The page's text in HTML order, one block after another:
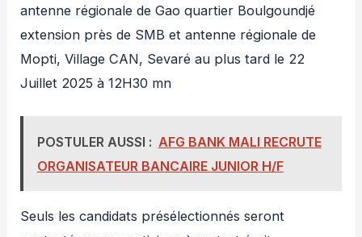
antenne régionale de Gao quartier Boulgoundjé
extension près de SMB et antenne régionale de
Mopti, Village CAN, Sevaré au plus tard le 22
Juillet 2025 à 12H30 mn
POSTULER AUSSI : AFG BANK MALI RECRUTE
ORGANISATEUR BANCAIRE JUNIOR H/F
Seuls les candidats présélectionnés seront